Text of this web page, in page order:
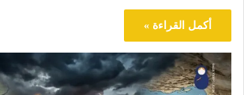
أكمل القراءة »